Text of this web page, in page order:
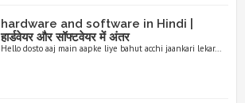
hardware and software in Hindi |
हार्डवेयर और सॉफ्टवेयर में अंतर
Hello dosto aaj main aapke liye bahut acchi jaankari lekar...